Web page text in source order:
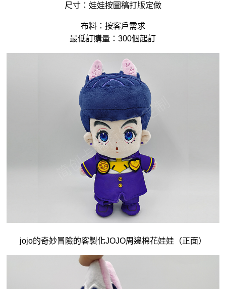
尺寸：娃娃按圖稿打版定做
布料：按客戶需求
最低訂購量：300個起訂
jojo的奇妙冒險的客製化JOJO周邊棉花娃娃 （正面）